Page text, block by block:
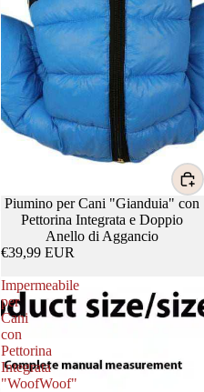
Piumino per Cani "Gianduia" con
Pettorina Integrata e Doppio
Anello di Aggancio
€39,99 EUR
Impermeabile
per
Cani
con
Pettorina
Integrata
"WoofWoof"